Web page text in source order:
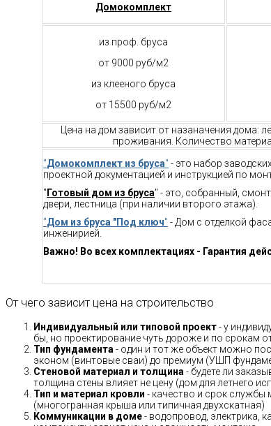
Домокомплект
из проф. бруса
от 9000 руб/м2
из клееного бруса
от 15500 руб/м2
Цена на дом зависит от назаначения дома:
проживания. Количество
"Домокомплект из бруса" - это набор
проектной документацией и инструкцией по
" Готовый дом из бруса" - это, собранный,
двери, лестница (при наличии второго этажа).
"Дом из бруса "Под ключ" - Дом с отделкой
инженирией.
Важно! Во всех комплектациях - Гарантия
От чего зависит цена на строительство
Индивидуальный или типовой проект- у
бы, но проектирование чуть дороже и по срокам от
Тип фундамента - один и тот же объект можно
эконом (винтовые сваи) до премиум (УШП
Стеновой материал и толщина - будете ли
толщина стены влияет не цену (дом для летнего
Тип и материал кровли - качество и срок службы
(многогранная крыша или типичная двухскатная)
Коммуникации в доме- водопровод, электрика,